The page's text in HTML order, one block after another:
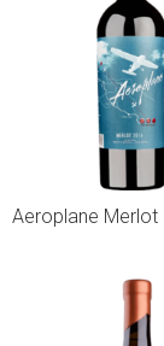
Aeroplane Merlot